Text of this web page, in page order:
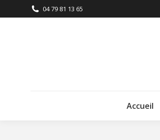
04 79 81 13 65
Accueil